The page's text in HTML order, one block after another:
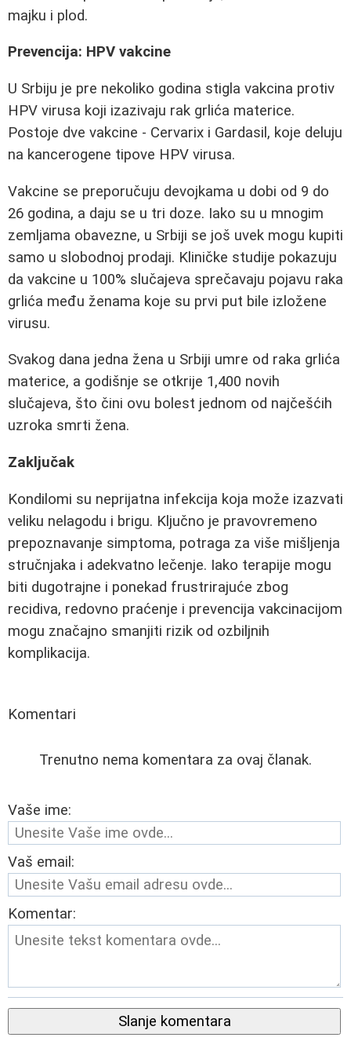
majku i plod.
Prevencija: HPV vakcine
U Srbiju je pre nekoliko godina stigla vakcina protiv
HPV virusa koji izazivaju rak grlića materice.
Postoje dve vakcine - Cervarix i Gardasil, koje deluju
na kancerogene tipove HPV virusa.
Vakcine se preporučuju devojkama u dobi od 9 do
26 godina, a daju se u tri doze. Iako su u mnogim
zemljama obavezne, u Srbiji se još uvek mogu kupiti
samo u slobodnoj prodaji. Kliničke studije pokazuju
da vakcine u 100% slučajeva sprečavaju pojavu raka
grlića među ženama koje su prvi put bile izložene
virusu.
Svakog dana jedna žena u Srbiji umre od raka grlića
materice, a godišnje se otkrije 1,400 novih
slučajeva, što čini ovu bolest jednom od najčešćih
uzroka smrti žena.
Zaključak
Kondilomi su neprijatna infekcija koja može izazvati
veliku nelagodu i brigu. Ključno je pravovremeno
prepoznavanje simptoma, potraga za više mišljenja
stručnjaka i adekvatno lečenje. Iako terapije mogu
biti dugotrajne i ponekad frustrirajuće zbog
recidiva, redovno praćenje i prevencija vakcinacijom
mogu značajno smanjiti rizik od ozbiljnih
komplikacija.
Komentari
Trenutno nema komentara za ovaj članak.
Vaše ime:
Vaš email:
Komentar:
Slanje komentara